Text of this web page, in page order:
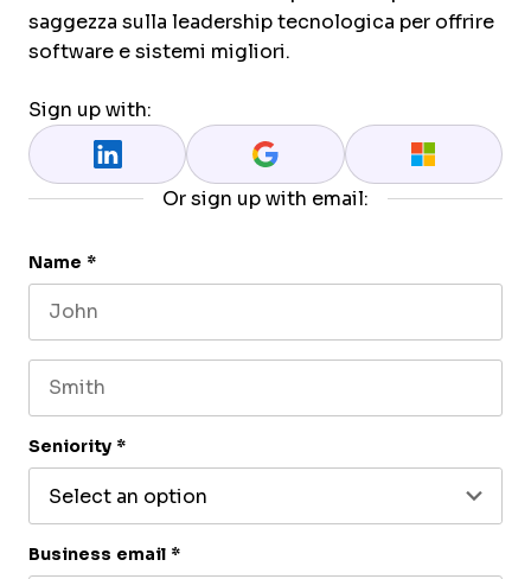
saggezza sulla leadership tecnologica per offrire
software e sistemi migliori.
Sign up with:
Or sign up with email:
Name *
Seniority *
Business email *